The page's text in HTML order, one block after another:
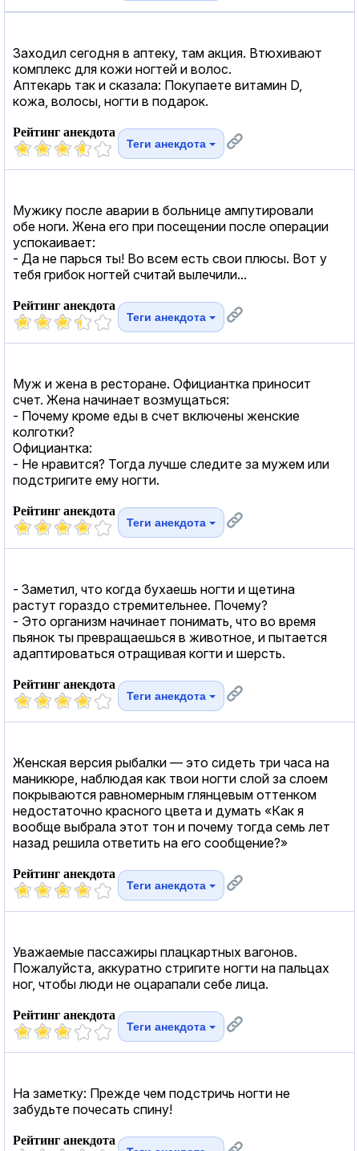
Заходил сегодня в аптеку, там акция. Втюхивают
комплекс для кожи ногтей и волос.
Аптекарь так и сказала: Покупаете витамин D,
кожа, волосы, ногти в подарок.
Рейтинг анекдота
Теги анекдота
Мужику после аварии в больнице ампутировали
обе ноги. Жена его при посещении после операции
успокаивает:
- Да не парься ты! Во всем есть свои плюсы. Вот у
тебя грибок ногтей считай вылечили...
Рейтинг анекдота
Теги анекдота
Муж и жена в ресторане. Официантка приносит
счет. Жена начинает возмущаться:
- Почему кроме еды в счет включены женские
колготки?
Официантка:
- Не нравится? Тогда лучше следите за мужем или
подстригите ему ногти.
Рейтинг анекдота
Теги анекдота
- Заметил, что когда бухаешь ногти и щетина
растут гораздо стремительнее. Почему?
- Это организм начинает понимать, что во время
пьянок ты превращаешься в животное, и пытается
адаптироваться отращивая когти и шерсть.
Рейтинг анекдота
Теги анекдота
Женская версия рыбалки — это сидеть три часа на
маникюре, наблюдая как твои ногти слой за слоем
покрываются равномерным глянцевым оттенком
недостаточно красного цвета и думать «Как я
вообще выбрала этот тон и почему тогда семь лет
назад решила ответить на его сообщение?»
Рейтинг анекдота
Теги анекдота
Уважаемые пассажиры плацкартных вагонов.
Пожалуйста, аккуратно стригите ногти на пальцах
ног, чтобы люди не оцарапали себе лица.
Рейтинг анекдота
Теги анекдота
На заметку: Прежде чем подстричь ногти не
забудьте почесать спину!
Рейтинг анекдота